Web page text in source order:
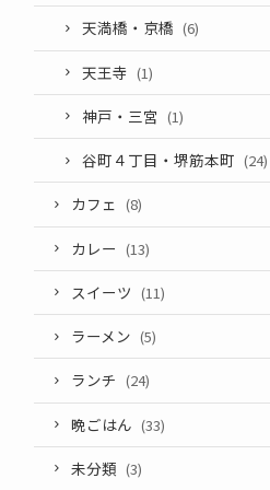
天満橋・京橋 (6)
天王寺 (1)
神戸・三宮 (1)
谷町４丁目・堺筋本町 (24)
カフェ (8)
カレー (13)
スイーツ (11)
ラーメン (5)
ランチ (24)
晩ごはん (33)
未分類 (3)